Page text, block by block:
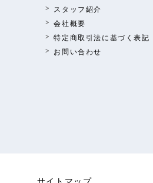
スタッフ紹介
会社概要
特定商取引法に基づく表記
お問い合わせ
サイトマップ